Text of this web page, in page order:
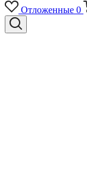
Отложенные 0